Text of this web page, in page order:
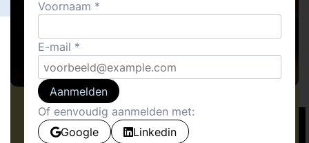
Dit artikel gaat over het nét iets anders willen
doen. Over het toepassen van eenvoudige
Voornaam
E-mail
Aanmelden
Of eenvoudig aanmelden met:
Google
Linkedin